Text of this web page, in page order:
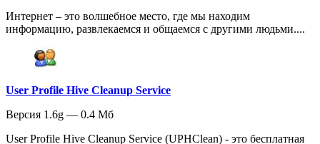
Интернет – это волшебное место, где мы находим
информацию, развлекаемся и общаемся с другими людьми....
User Profile Hive Cleanup Service
Версия 1.6g — 0.4 Мб
User Profile Hive Cleanup Service (UPHClean) - это бесплатная